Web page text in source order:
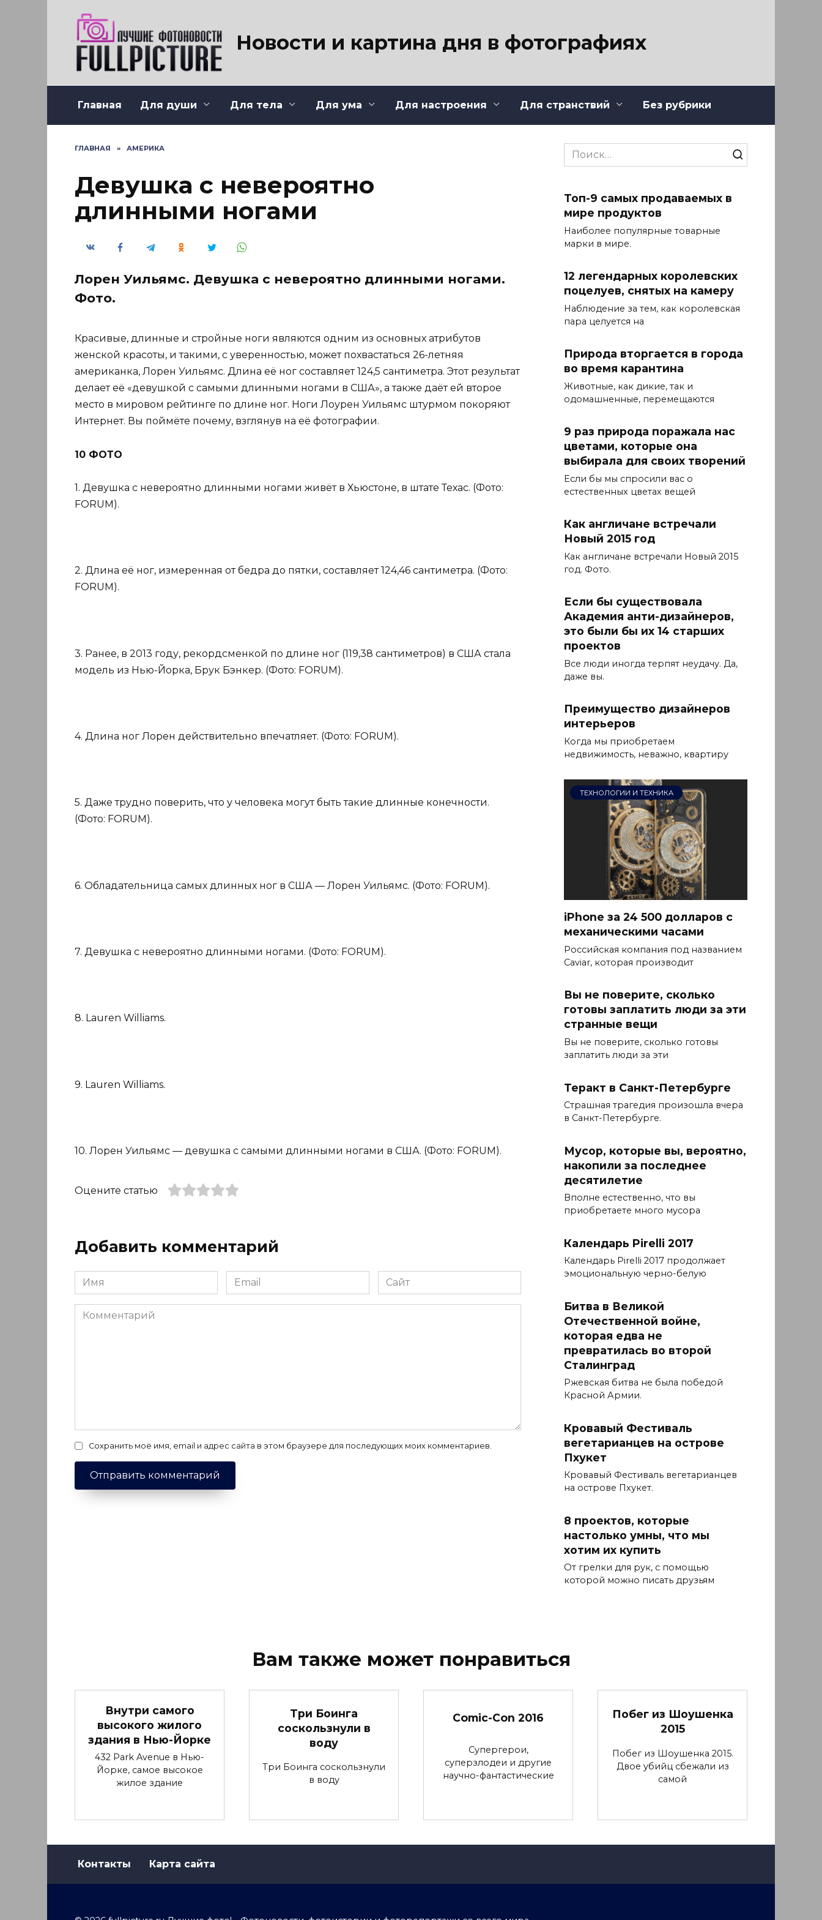
Новости и картина дня в фотографиях
Главная Для души Для тела Для ума Для настроения Для странствий Без рубрики
ГЛАВНАЯ » АМЕРИКА
Девушка с невероятно
длинными ногами
Лорен Уильямс. Девушка с невероятно длинными ногами.
Фото.
Красивые, длинные и стройные ноги являются одним из основных атрибутов
женской красоты, и такими, с уверенностью, может похвастаться 26-летняя
американка, Лорен Уильямс. Длина её ног составляет 124,5 сантиметра. Этот результат
делает её «девушкой с самыми длинными ногами в США», а также даёт ей второе
место в мировом рейтинге по длине ног. Ноги Лоурен Уильямс штурмом покоряют
Интернет. Вы поймёте почему, взглянув на её фотографии.
10 ФОТО
1. Девушка с невероятно длинными ногами живёт в Хьюстоне, в штате Техас. (Фото:
FORUM).
2. Длина её ног, измеренная от бедра до пятки, составляет 124,46 сантиметра. (Фото:
FORUM).
3. Ранее, в 2013 году, рекордсменкой по длине ног (119,38 сантиметров) в США стала
модель из Нью-Йорка, Брук Бэнкер. (Фото: FORUM).
4. Длина ног Лорен действительно впечатляет. (Фото: FORUM).
5. Даже трудно поверить, что у человека могут быть такие длинные конечности.
(Фото: FORUM).
6. Обладательница самых длинных ног в США — Лорен Уильямс. (Фото: FORUM).
7. Девушка с невероятно длинными ногами. (Фото: FORUM).
8. Lauren Williams.
9. Lauren Williams.
10. Лорен Уильямс — девушка с самыми длинными ногами в США. (Фото: FORUM).
Оцените статью
Добавить комментарий
Имя
*
Email
*
Сайт
Комментарий
Сохранить моё имя, email и адрес сайта в этом браузере для последующих моих комментариев.
Search
for:
Топ-9 самых продаваемых в
мире продуктов
Наиболее популярные товарные
марки в мире.
12 легендарных королевских
поцелуев, снятых на камеру
Наблюдение за тем, как королевская
пара целуется на
Природа вторгается в города
во время карантина
Животные, как дикие, так и
одомашненные, перемещаются
9 раз природа поражала нас
цветами, которые она
выбирала для своих творений
Если бы мы спросили вас о
естественных цветах вещей
Как англичане встречали
Новый 2015 год
Как англичане встречали Новый 2015
год. Фото.
Если бы существовала
Академия анти-дизайнеров,
это были бы их 14 старших
проектов
Все люди иногда терпят неудачу. Да,
даже вы.
Преимущество дизайнеров
интерьеров
Когда мы приобретаем
недвижимость, неважно, квартиру
ТЕХНОЛОГИИ И ТЕХНИКА
iPhone за 24 500 долларов с
механическими часами
Российская компания под названием
Caviar, которая производит
Вы не поверите, сколько
готовы заплатить люди за эти
странные вещи
Вы не поверите, сколько готовы
заплатить люди за эти
Теракт в Санкт-Петербурге
Страшная трагедия произошла вчера
в Санкт-Петербурге.
Мусор, которые вы, вероятно,
накопили за последнее
десятилетие
Вполне естественно, что вы
приобретаете много мусора
Календарь Pirelli 2017
Календарь Pirelli 2017 продолжает
эмоциональную черно-белую
Битва в Великой
Отечественной войне,
которая едва не
превратилась во второй
Сталинград
Ржевская битва не была победой
Красной Армии.
Кровавый Фестиваль
вегетарианцев на острове
Пхукет
Кровавый Фестиваль вегетарианцев
на острове Пхукет.
8 проектов, которые
настолько умны, что мы
хотим их купить
От грелки для рук, с помощью
которой можно писать друзьям
Вам также может понравиться
Внутри самого
высокого жилого
здания в Нью-Йорке
432 Park Avenue в Нью-
Йорке, самое высокое
жилое здание
Три Боинга
соскользнули в
воду
Три Боинга соскользнули
в воду
Comic-Con 2016
Супергерои,
суперзлодеи и другие
научно-фантастические
Побег из Шоушенка
2015
Побег из Шоушенка 2015.
Двое убийц сбежали из
самой
Контакты Карта сайта